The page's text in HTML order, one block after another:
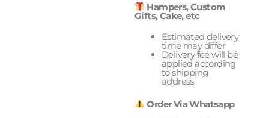
Hampers, Custom
Gifts, Cake, etc
Estimated delivery
time may differ
Delivery fee will be
applied according
to shipping
address
Order Via Whatsapp